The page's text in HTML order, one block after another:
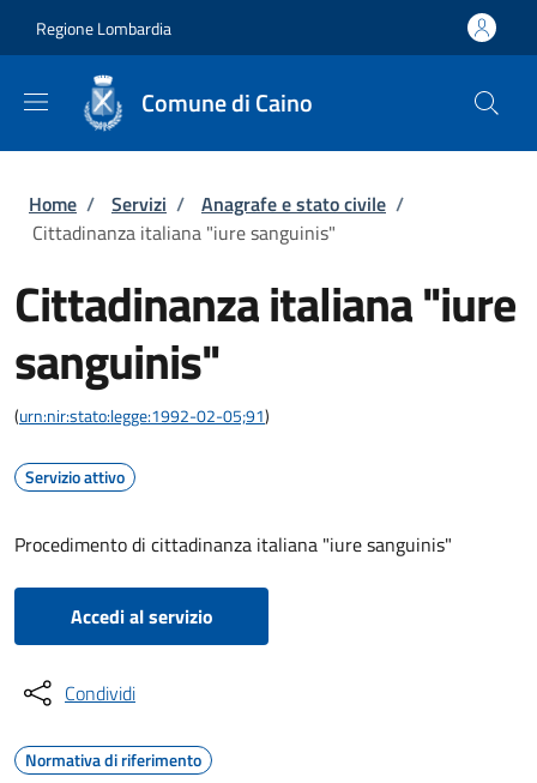
Regione Lombardia
Comune di Caino
Briciole di pane
Home / Servizi / Anagrafe e stato civile /
Cittadinanza italiana "iure sanguinis"
Cittadinanza italiana "iure
sanguinis"
(urn:nir:stato:legge:1992-02-05;91)
Servizio attivo
Procedimento di cittadinanza italiana "iure sanguinis"
Accedi al servizio
Condividi
Normativa di riferimento